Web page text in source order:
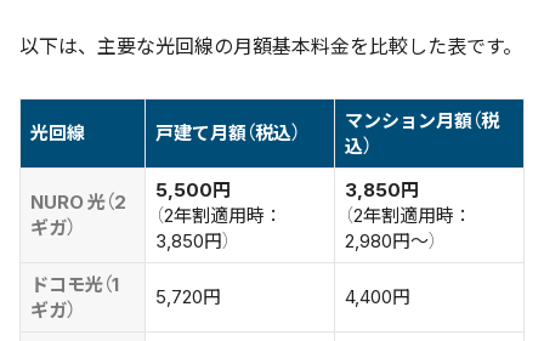
以下は、主要な光回線の月額基本料金を比較した表です。
光回線 戸建て月額（税込）
マンション月額（税
込）
NURO 光（2
ギガ）
5,500円
（2年割適用時：
3,850円）
3,850円
（2年割適用時：
2,980円〜）
ドコモ光（1
ギガ）
5,720円 4,400円